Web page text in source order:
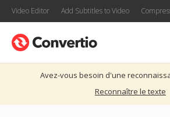
Video Editor Add Subtitles to Video
Avez-vous besoin d'une
Reconnaître le texte